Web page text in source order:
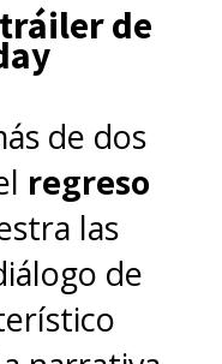
de
de dos
regreso
las
de